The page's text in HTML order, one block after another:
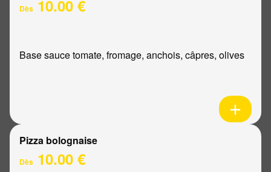
Dès 10.00 €
Base sauce tomate, fromage, anchois, câpres, olives
Pizza bolognaise
Dès 10.00 €